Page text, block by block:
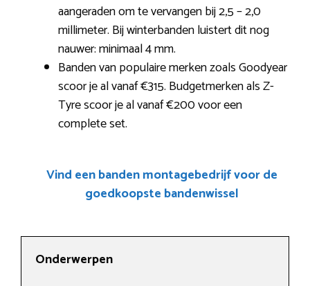
aangeraden om te vervangen bij 2,5 – 2,0
millimeter. Bij winterbanden luistert dit nog
nauwer: minimaal 4 mm.
Banden van populaire merken zoals Goodyear
scoor je al vanaf €315. Budgetmerken als Z-
Tyre scoor je al vanaf €200 voor een
complete set.
Vind een banden montagebedrijf voor de
goedkoopste bandenwissel
Onderwerpen